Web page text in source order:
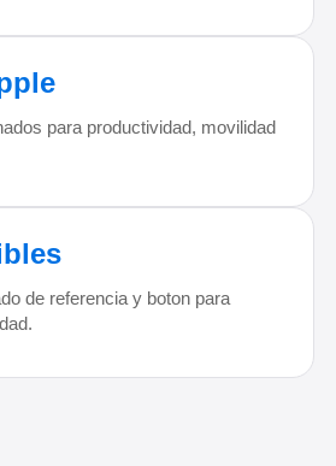
para productividad, movilidad
de referencia y boton para